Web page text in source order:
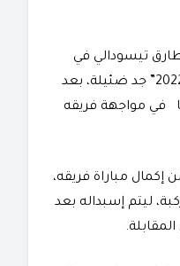
تيسودالي في
المشاركة في مونديال “قطر 2022” جد ضئيلة، بعد
في مواجهة فريقه
مباراة فريقه،
ليتم إسبداله بعد